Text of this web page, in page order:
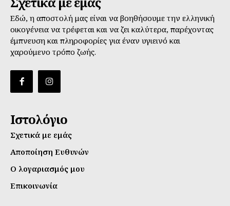
Εδώ, η αποστολή μας είναι να βοηθήσουμε την ελληνική
οικογένεια να τρέφεται και να ζει καλύτερα, παρέχοντας
έμπνευση και πληροφορίες για έναν υγιεινό και
χαρούμενο τρόπο ζωής.
Ιστολόγιο
Σχετικά με εμάς
Αποποίηση Ευθυνών
Ο λογαριασμός μου
Επικοινωνία